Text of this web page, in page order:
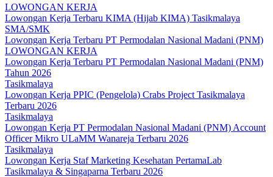
LOWONGAN KERJA
Lowongan Kerja Terbaru KIMA (Hijab KIMA) Tasikmalaya
SMA/SMK
Lowongan Kerja Terbaru PT Permodalan Nasional Madani (PNM)
LOWONGAN KERJA
Lowongan Kerja Terbaru PT Permodalan Nasional Madani (PNM)
Tahun 2026
Tasikmalaya
Lowongan Kerja PPIC (Pengelola) Crabs Project Tasikmalaya
Terbaru 2026
Tasikmalaya
Lowongan Kerja PT Permodalan Nasional Madani (PNM) Account
Officer Mikro ULaMM Wanareja Terbaru 2026
Tasikmalaya
Lowongan Kerja Staf Marketing Kesehatan PertamaLab
Tasikmalaya & Singaparna Terbaru 2026